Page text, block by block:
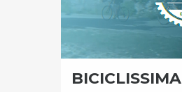
BICICLISSIMA